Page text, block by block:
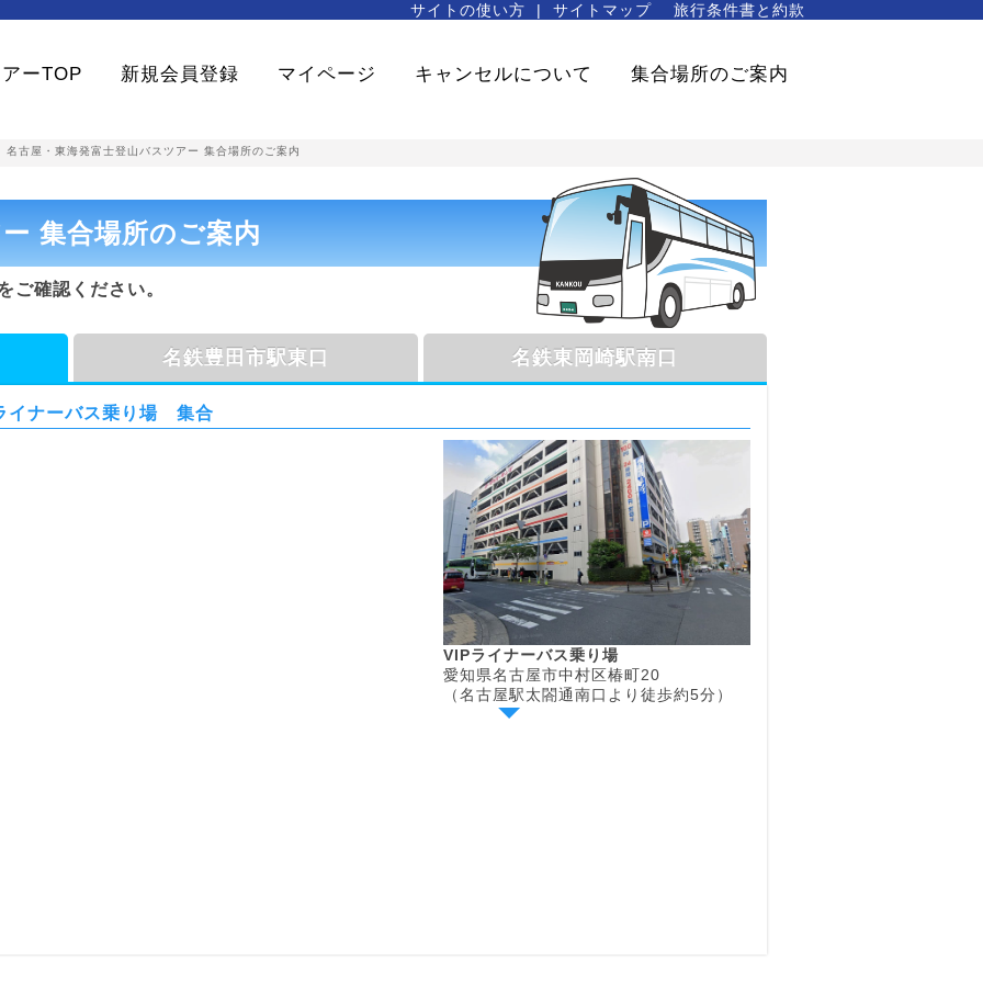
サイトの使い方 サイトマップ 旅行条件書と約款
ーTOP 新規会員登録 マイページ キャンセルについて 集合場所のご案内
名古屋・東海発富士登山バスツアー 集合場所のご案内
集合場所のご案内
ご確認ください。
イナーバス乗り場 集合
VIPライナーバス乗り場
愛知県名古屋市中村区椿町20
（名古屋駅太閤通南口より徒歩約5分）
名鉄豊田市駅東口 名鉄東岡崎駅南口